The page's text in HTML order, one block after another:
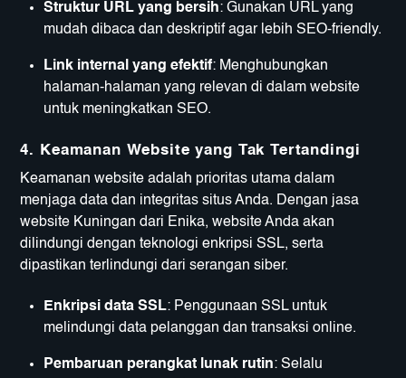
Struktur URL yang bersih: Gunakan URL yang
mudah dibaca dan deskriptif agar lebih SEO-friendly.
Link internal yang efektif: Menghubungkan
halaman-halaman yang relevan di dalam website
untuk meningkatkan SEO.
4. Keamanan Website yang Tak Tertandingi
Keamanan website adalah prioritas utama dalam
menjaga data dan integritas situs Anda. Dengan jasa
website Kuningan dari Enika, website Anda akan
dilindungi dengan teknologi enkripsi SSL, serta
dipastikan terlindungi dari serangan siber.
Enkripsi data SSL: Penggunaan SSL untuk
melindungi data pelanggan dan transaksi online.
Pembaruan perangkat lunak rutin: Selalu